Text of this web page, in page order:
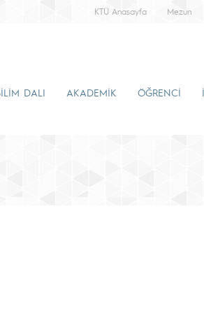
KTÜ Anasayfa Mezun
DALI AKADEMİK ÖĞRENCİ